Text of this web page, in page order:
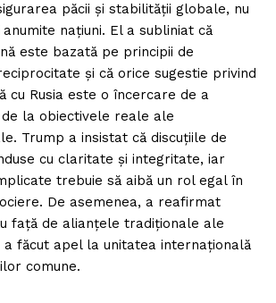
păcii și stabilității globale, nu
națiuni. El a subliniat că
este bazată pe principii de
și că orice sugestie privind
cu Rusia este o încercare de a
la obiectivele reale ale
Trump a insistat că discuțiile de
cu claritate și integritate, iar
trebuie să aibă un rol egal în
De asemenea, a reafirmat
față de alianțele tradiționale ale
făcut apel la unitatea internațională
comune.